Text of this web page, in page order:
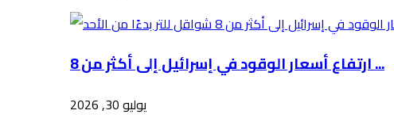
ارتفاع أسعار الوقود في إسرائيل إلى أكثر من 8 ...
يوليو 30, 2026